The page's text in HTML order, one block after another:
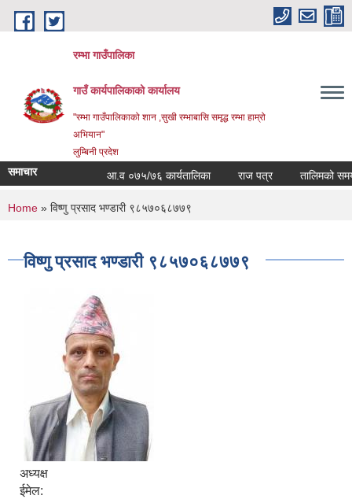
Skip to main content
रम्भा गाउँपालिका
गाउँ कार्यपालिकाको कार्यालय
"रम्भा गाउँपालिकाको शान ,सुखी रम्भाबासि समृद्ध रम्भा हाम्रो
अभियान"
लुम्बिनी प्रदेश
समाचार आ.व ०७५/७६ कार्यतालिका राज पत्र तालिमको समय
You are here
Home » विष्णु प्रसाद भण्डारी ९८५७०६८७७९
विष्णु प्रसाद भण्डारी ९८५७०६८७७९
अध्यक्ष
ईमेल: